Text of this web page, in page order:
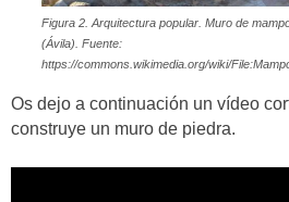
Figura 2. Arquitectura popular. Muro de
(Ávila). Fuente:
https://commons.wikimedia.org/wiki/
Os dejo a continuación un vídeo
construye un muro de piedra.